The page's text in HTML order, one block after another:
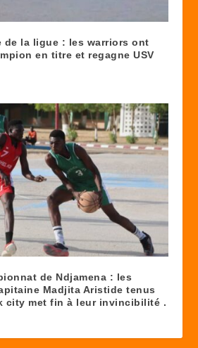
de la ligue : les warriors ont
en titre et regagne USV
de Ndjamena : les
Madjita Aristide tenus
city met fin à leur invincibilité .